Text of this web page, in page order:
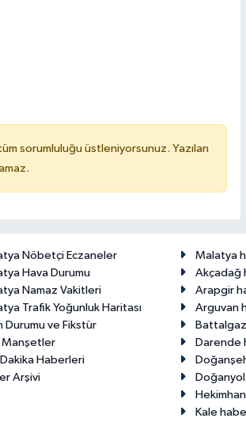
sorumluluğu üstleniyorsunuz. Yazılan
Nöbetçi Eczaneler
Hava Durumu
Namaz Vakitleri
Trafik Yoğunluk Haritası
Durumu ve Fikstür
Manşetler
Haberleri
Arşivi
Malatya
Akçadağ
Arapgir
Arguvan
Darende
Kale